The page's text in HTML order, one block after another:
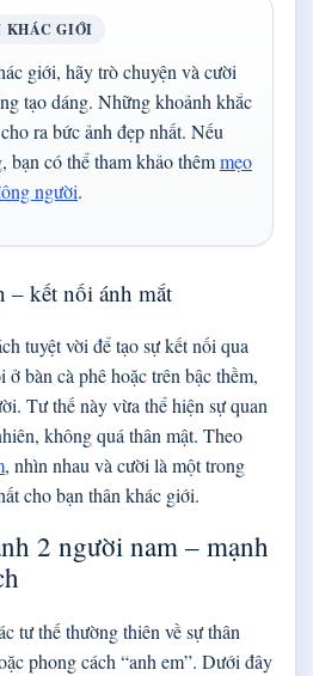
KHÁC GIỚI
giới, hãy trò chuyện và cười
tạo dáng. Những khoảnh khắc
ra bức ảnh đẹp nhất. Nếu
bạn có thể tham khảo thêmmẹo
người.
– kết nối ánh mắt
tuyệt vời để tạo sự kết nối qua
bàn cà phê hoặc trên bậc thềm,
Tư thế này vừa thể hiện sự quan
không quá thân mật. Theo
, nhìn nhau và cười là một trong
cho bạn thân khác giới.
2 người nam – mạnh
tư thế thường thiên về sự thân
phong cách “anh em”. Dưới đây